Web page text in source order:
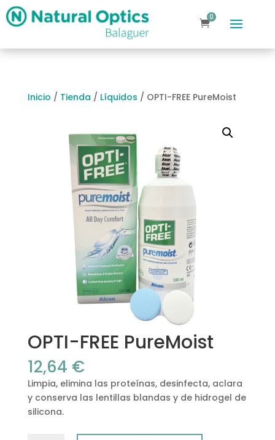
0
ele
en
Inicio / Tienda / Líquidos / OPTI-FREE PureMoist
OPTI-FREE PureMoist
12,64 €
Limpia, elimina las proteínas, desinfecta, aclara
y conserva las lentillas blandas y de hidrogel de
silicona.